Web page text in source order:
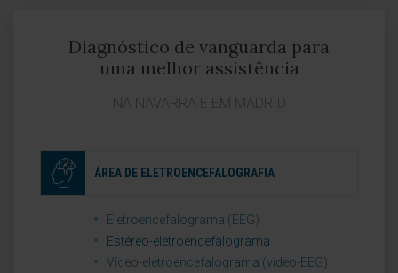
Diagnóstico de vanguarda para
uma melhor assistência
NA NAVARRA E EM MADRID
ÁREA DE ELETROENCEFALOGRAFIA
Eletroencefalograma (EEG)
Estéreo-eletroencefalograma
Vídeo-eletroencefalograma (vídeo-EEG)